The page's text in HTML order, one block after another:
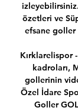
özetleri ve
efsane goller
Kırklarelispor
kadroları,
gollerinin
Özel İdare
Goller